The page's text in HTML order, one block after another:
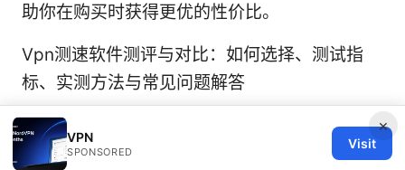
助你在购买时获得更优的性价比。
Vpn测速软件测评与对比：如何选择、测试指
标、实测方法与常见问题解答
×
VPN
SPONSORED
Visit